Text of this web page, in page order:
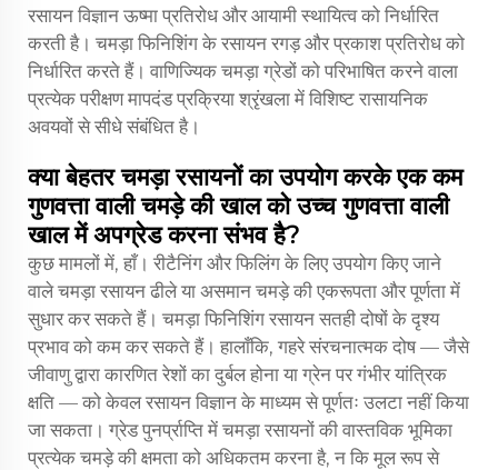
रसायन विज्ञान ऊष्मा प्रतिरोध और आयामी स्थायित्व को निर्धारित
करती है। चमड़ा फिनिशिंग के रसायन रगड़ और प्रकाश प्रतिरोध को
निर्धारित करते हैं। वाणिज्यिक चमड़ा ग्रेडों को परिभाषित करने वाला
प्रत्येक परीक्षण मापदंड प्रक्रिया श्रृंखला में विशिष्ट रासायनिक
अवयवों से सीधे संबंधित है।
क्या बेहतर चमड़ा रसायनों का उपयोग करके एक कम
गुणवत्ता वाली चमड़े की खाल को उच्च गुणवत्ता वाली
खाल में अपग्रेड करना संभव है?
कुछ मामलों में, हाँ। रीटैनिंग और फिलिंग के लिए उपयोग किए जाने
वाले चमड़ा रसायन ढीले या असमान चमड़े की एकरूपता और पूर्णता में
सुधार कर सकते हैं। चमड़ा फिनिशिंग रसायन सतही दोषों के दृश्य
प्रभाव को कम कर सकते हैं। हालाँकि, गहरे संरचनात्मक दोष — जैसे
जीवाणु द्वारा कारणित रेशों का दुर्बल होना या ग्रेन पर गंभीर यांत्रिक
क्षति — को केवल रसायन विज्ञान के माध्यम से पूर्णतः उलटा नहीं किया
जा सकता। ग्रेड पुनर्प्राप्ति में चमड़ा रसायनों की वास्तविक भूमिका
प्रत्येक चमड़े की क्षमता को अधिकतम करना है, न कि मूल रूप से